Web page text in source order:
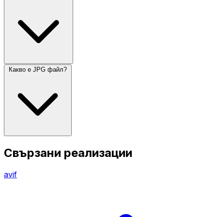
Какво е JPG файл?
Свързани реализации
avif